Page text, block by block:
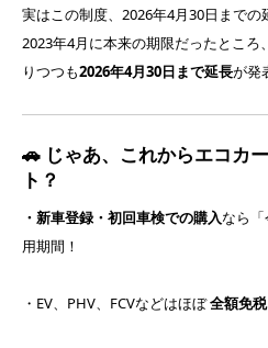
実はこの制度、2026年4月30日までの
2023年4月に本来の期限だったとこ
りつつも2026年4月30日まで延長が発
🚗 じゃあ、これからエコカ
ト？
・新車登録・初回車検での購入なら
用期間！
・EV、PHV、FCVなどはほぼ全額免税